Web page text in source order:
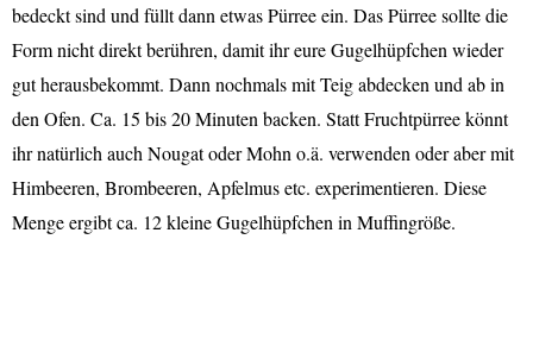
bedeckt sind und füllt dann etwas Pürree ein. Das Pürree sollte die
Form nicht direkt berühren, damit ihr eure Gugelhüpfchen wieder
gut herausbekommt. Dann nochmals mit Teig abdecken und ab in
den Ofen. Ca. 15 bis 20 Minuten backen. Statt Fruchtpürree könnt
ihr natürlich auch Nougat oder Mohn o.ä. verwenden oder aber mit
Himbeeren, Brombeeren, Apfelmus etc. experimentieren. Diese
Menge ergibt ca. 12 kleine Gugelhüpfchen in Muffingröße.